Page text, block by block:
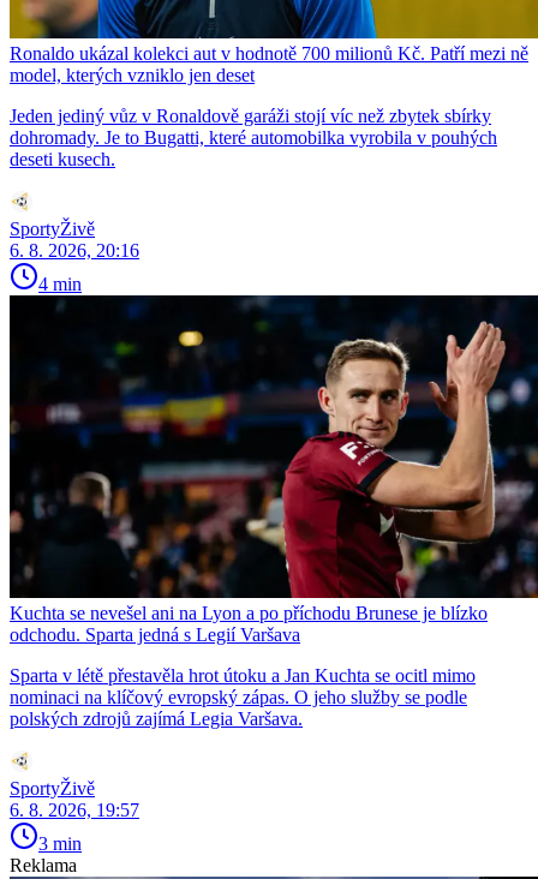
Ronaldo ukázal kolekci aut v hodnotě 700 milionů Kč. Patří mezi ně
model, kterých vzniklo jen deset
Jeden jediný vůz v Ronaldově garáži stojí víc než zbytek sbírky
dohromady. Je to Bugatti, které automobilka vyrobila v pouhých
deseti kusech.
SportyŽivě
6. 8. 2026, 20:16
4 min
Kuchta se nevešel ani na Lyon a po příchodu Brunese je blízko
odchodu. Sparta jedná s Legií Varšava
Sparta v létě přestavěla hrot útoku a Jan Kuchta se ocitl mimo
nominaci na klíčový evropský zápas. O jeho služby se podle
polských zdrojů zajímá Legia Varšava.
SportyŽivě
6. 8. 2026, 19:57
3 min
Reklama